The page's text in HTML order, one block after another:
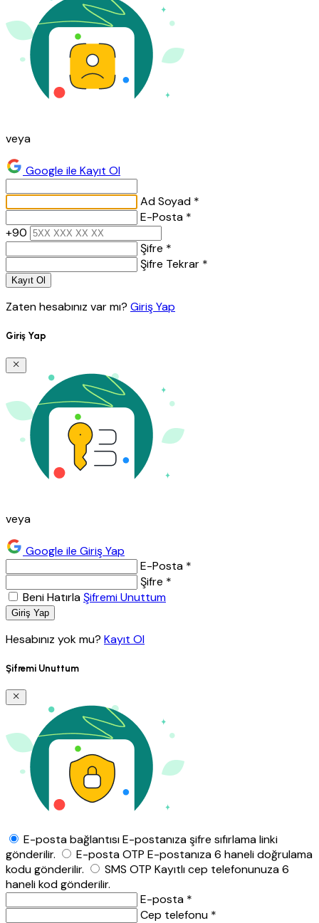
veya
Google ile Kayıt Ol
Ad Soyad *
E-Posta *
+90
Şifre *
Şifre Tekrar *
Kayıt Ol
Zaten hesabınız var mı? Giriş Yap
Giriş Yap
veya
Google ile Giriş Yap
E-Posta *
Şifre *
Beni HatırlaŞifremi Unuttum
Giriş Yap
Hesabınız yok mu? Kayıt Ol
Şifremi Unuttum
E-posta bağlantısıE-postanıza şifre sıfırlama linki
gönderilir.
E-posta OTP E-postanıza 6 haneli doğrulama
kodu gönderilir.
SMS OTP Kayıtlı cep telefonunuza 6
haneli kod gönderilir.
E-posta *
Cep telefonu *